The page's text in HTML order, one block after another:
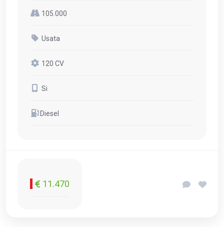
105.000
Usata
120 CV
Si
Diesel
11.470